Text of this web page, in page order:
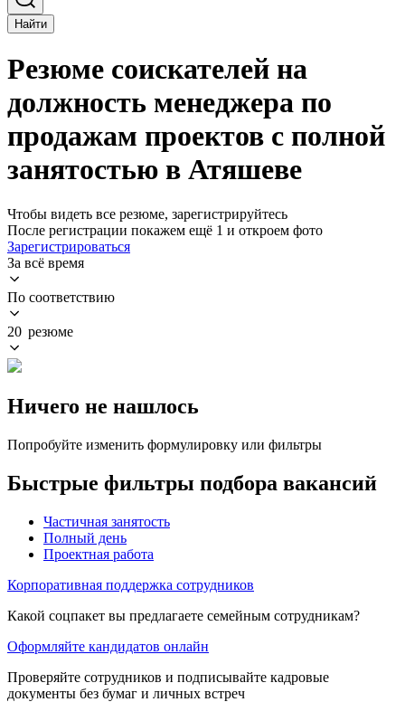
Найти
Резюме соискателей на
должность менеджера по
продажам проектов с полной
занятостью в Атяшеве
Чтобы видеть все резюме, зарегистрируйтесь
После регистрации покажем ещё 1 и откроем фото
Зарегистрироваться
За всё время
По соответствию
20 резюме
Ничего не нашлось
Попробуйте изменить формулировку или фильтры
Быстрые фильтры подбора вакансий
Частичная занятость
Полный день
Проектная работа
Корпоративная поддержка сотрудников
Какой соцпакет вы предлагаете семейным сотрудникам?
Оформляйте кандидатов онлайн
Проверяйте сотрудников и подписывайте кадровые
документы без бумаг и личных встреч